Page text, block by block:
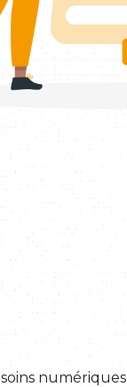
numériques